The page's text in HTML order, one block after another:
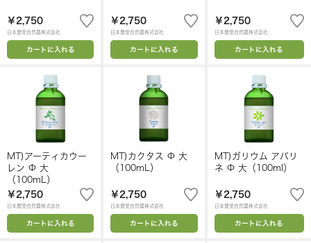
￥2,750
日本豊受自然農株式会社
カートに入れる
￥2,750
日本豊受自然農株式会社
カートに入れる
￥2,750
日本豊受自然農株式会社
カートに入れる
MT)アーティカウー
レン Φ 大
（100mL）
￥2,750
日本豊受自然農株式会社
カートに入れる
MT)カクタス Φ 大
（100mL）
￥2,750
日本豊受自然農株式会社
カートに入れる
MT)ガリウム アパリ
ネ Φ 大（100ml）
￥2,750
日本豊受自然農株式会社
カートに入れる